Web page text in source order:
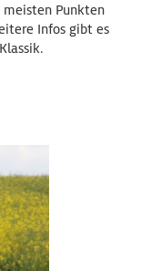
Punkten
Infos gibt es